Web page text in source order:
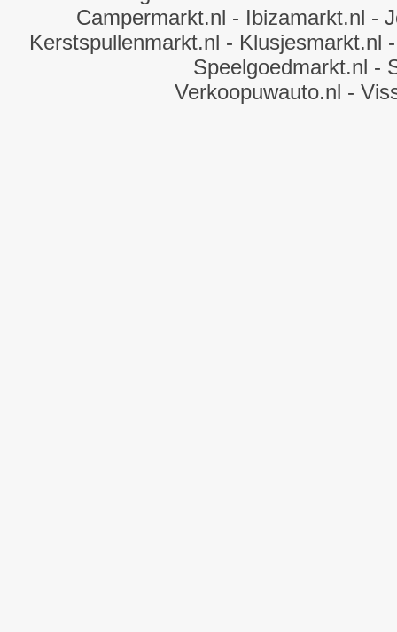
Campermarkt.nl - Ibizamarkt.nl -
Kerstspullenmarkt.nl - Klusjesmarkt.nl
Speelgoedmarkt.nl -
Verkoopuwauto.nl -